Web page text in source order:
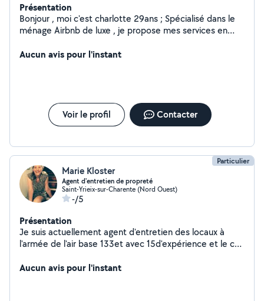
Présentation
Bonjour , moi c'est charlotte 29ans ; Spécialisé dans le
ménage Airbnb de luxe , je propose mes services en
particuliers. Minutie , précision, rapidité et discrétion
Aucun avis pour l'instant
Voir le profil Contacter
Particulier
Marie Kloster
Agent d'entretien de propreté
Saint-Yrieix-sur-Charente (Nord Ouest)
-/5
Présentation
Je suis actuellement agent d'entretien des locaux à
l'armée de l'air base 133et avec 15d'expérience et le cap
je recherche à faire du ménage si quelqu'un et intéressé
Aucun avis pour l'instant